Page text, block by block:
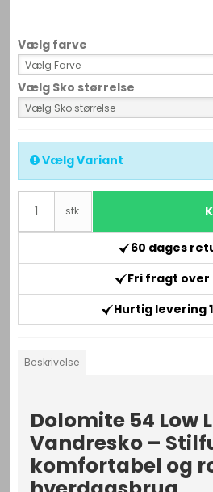
Vælg farve
Vælg Farve
Vælg Sko størrelse
Vælg Sko størrelse
Vælg Variant
stk.
60 dages
Fri fragt over
Hurtig levering
Beskrivelse
Dolomite 54 Low
Vandresko –
komfortabel og